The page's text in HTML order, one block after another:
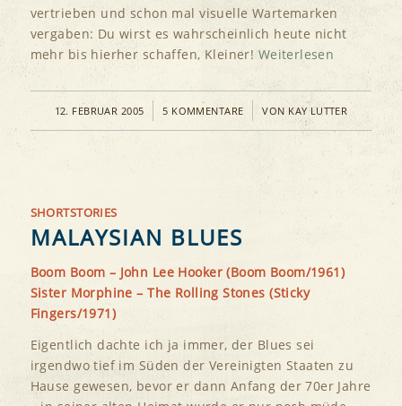
vertrieben und schon mal visuelle Wartemarken
vergaben: Du wirst es wahrscheinlich heute nicht
mehr bis hierher schaffen, Kleiner! Weiterlesen
12. FEBRUAR 2005
/ 5 KOMMENTARE
/ VON KAY LUTTER
SHORTSTORIES
MALAYSIAN BLUES
Boom Boom – John Lee Hooker (Boom Boom/1961)
Sister Morphine – The Rolling Stones (Sticky
Fingers/1971)
Eigentlich dachte ich ja immer, der Blues sei
irgendwo tief im Süden der Vereinigten Staaten zu
Hause gewesen, bevor er dann Anfang der 70er Jahre